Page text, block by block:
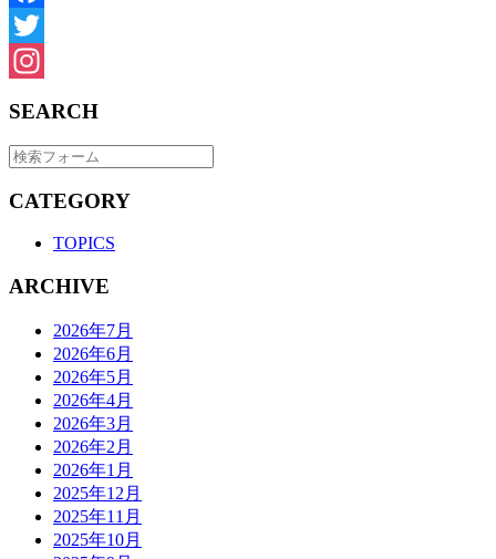
Facebook
Twitter
SEARCH
CATEGORY
TOPICS
ARCHIVE
2026年7月
2026年6月
2026年5月
2026年4月
2026年3月
2026年2月
2026年1月
2025年12月
2025年11月
2025年10月